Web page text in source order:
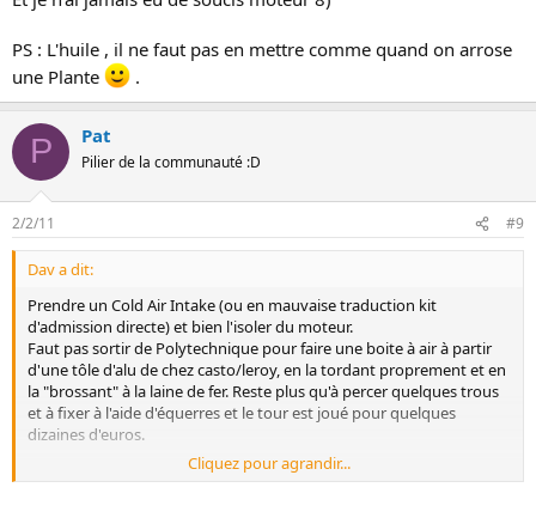
PS : L'huile , il ne faut pas en mettre comme quand on arrose
une Plante
.
P Pat
Pilier de la communauté :D
2/2/11 #9
Dav a dit:
Prendre un Cold Air Intake (ou en mauvaise traduction kit
d'admission directe) et bien l'isoler du moteur.
Faut pas sortir de Polytechnique pour faire une boite à air à partir
d'une tôle d'alu de chez casto/leroy, en la tordant proprement et en
la "brossant" à la laine de fer. Reste plus qu'à percer quelques trous
et à fixer à l'aide d'équerres et le tour est joué pour quelques
dizaines d'euros.
Sinon leJWT Pop Chargera pas l'air mal et isolé un minimum du
Cliquez pour agrandir...